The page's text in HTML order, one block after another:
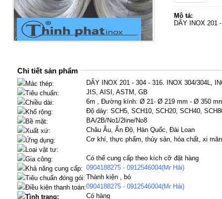
Mô tả:
DÂY INOX 201
Chi tiết sản phẩm
Mác thép:
DÂY INOX 201 - 304 - 316. INOX 304/304L,
Tiêu chuẩn:
JIS, AISI, ASTM, GB
Chiều dài:
6m , Đường kính: Ø 21- Ø 219 mm - Ø 350
Khổ rộng:
Độ dày: SCH5, SCH10, SCH20, SCH40,
Bề mặt:
BA/2B/No1/2line/No8
Xuất xứ:
Châu Âu, Ấn Độ, Hàn Quốc, Đài Loan
Ứng dụng:
Cơ khí, thực phẩm, thủy sản, hóa chất, xi
Loại vật tư:
Gia công:
Có thể cung cấp theo kích cỡ đặt hàng
Khả năng cung cấp: 0904188275 - 0912546004(Mr Hải)
Tiêu chuẩn đóng gói: Thành kiện , bó
Điều kiện thanh toán:0904188275 - 0912546004(Mr Hải)
Tình trạng:
Có hàng